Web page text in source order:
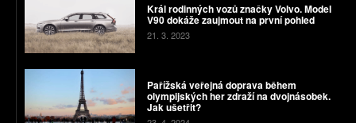
Král rodinných vozů značky Volvo. Model
V90 dokáže zaujmout na první pohled
21. 3. 2023
Pařížská veřejná doprava během
olympijských her zdraží na dvojnásobek.
Jak ušetřit?